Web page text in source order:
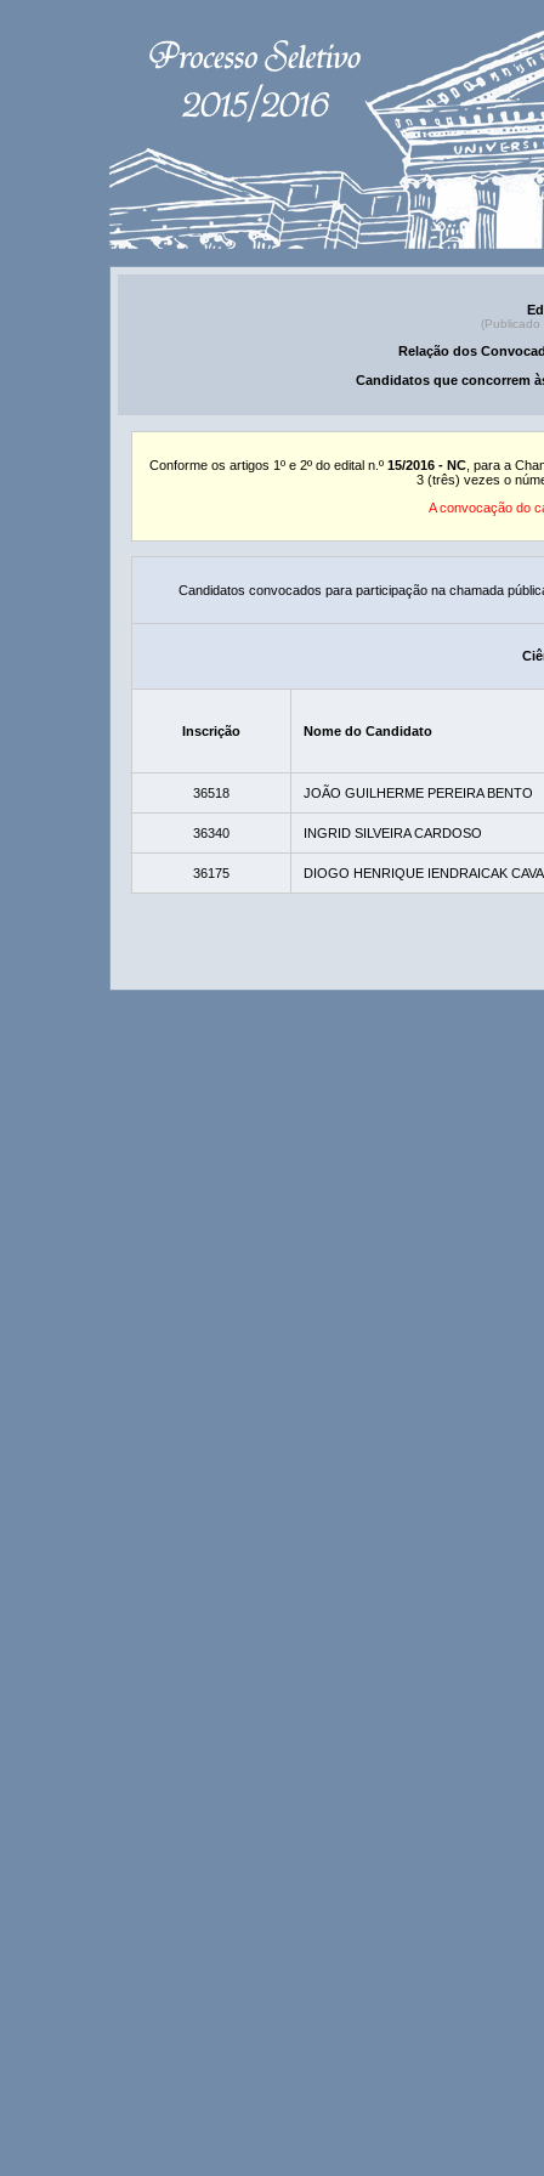
(Publicado
Relação dos
Candidatos que concorrem
Conforme os artigos 1º e 2º do edital n.º 15/2016 - NC , para a
3 (três) vezes o
A convocação do
Candidatos convocados para participação na chamada
Inscrição Nome do Candidato
36518 JOÃO GUILHERME PEREIRA BENTO
36340 INGRID SILVEIRA CARDOSO
36175 DIOGO HENRIQUE IENDRAICAK